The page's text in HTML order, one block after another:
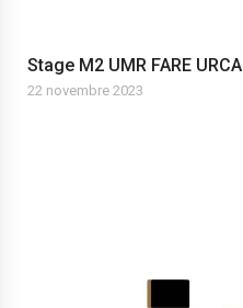
Stage M2 UMR FARE URCA
22 novembre 2023